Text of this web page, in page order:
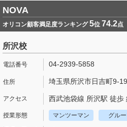
NOVA
オリコン顧客満足度ランキング5位 74.2点
所沢校
04-2939-5858
埼玉県所沢市日吉町9-
西武池袋線 所沢駅 徒歩
マンツーマン グル